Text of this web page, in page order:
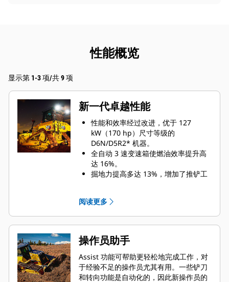
性能概览
显示第 1-3 项/共 9 项
新一代卓越性能
性能和效率经过改进，优于 127
kW（170 hp）尺寸等级的
D6N/D5R2* 机器。
全自动 3 速变速箱使燃油效率提升高
达 16%。
掘地力提高多达 13%，增加了推铲工
径、每趟作业结束时更快的转弯，使
您可以更快地完成作业。
无缝加速、更短的循环时间以及更灵
活的作业现场周围移动能力助您完成
更多工作。
无需换档，只需设置所需的行驶速
度，推土机即可做出相应调整，以最
大限度地提升燃油效率和传输到地面
阅读更多
操作员助手
Assist 功能可帮助更轻松地完成工作，对
于经验不足的操作员尤其有用。一些铲刀
和转向功能是自动化的，因此新操作员的